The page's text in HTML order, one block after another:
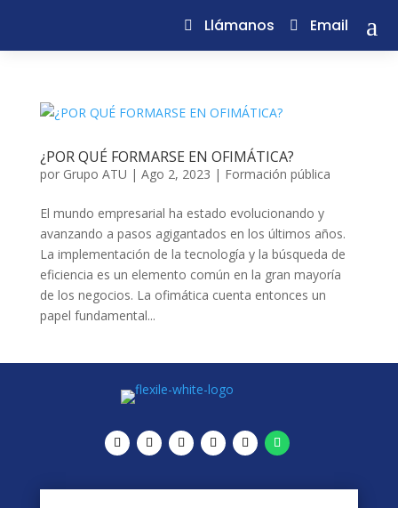
Llámanos Email a
¿POR QUÉ FORMARSE EN OFIMÁTICA?
por Grupo ATU | Ago 2, 2023 | Formación pública
El mundo empresarial ha estado evolucionando y
avanzando a pasos agigantados en los últimos años.
La implementación de la tecnología y la búsqueda de
eficiencia es un elemento común en la gran mayoría
de los negocios. La ofimática cuenta entonces un
papel fundamental...